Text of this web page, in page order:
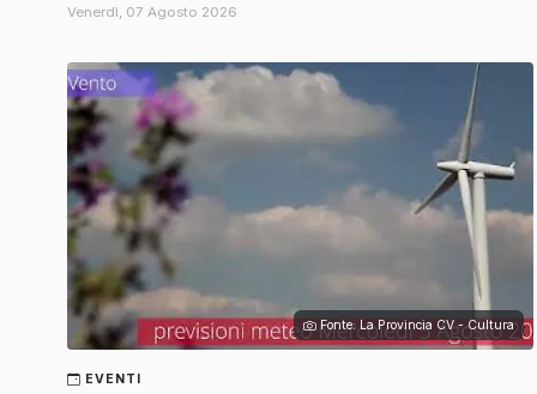
Venerdì, 07 Agosto 2026
Fonte: La Provincia CV - Cultura
EVENTI